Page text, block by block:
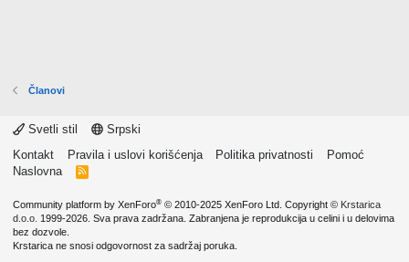
Članovi
Svetli stil
Srpski
Kontakt
Pravila i uslovi korišćenja Politika privatnosti
Pomoć
Naslovna
R
Community platform by XenForo® © 2010-2025 XenForo Ltd. Copyright © Krstarica
d.o.o. 1999-2026. Sva prava zadržana. Zabranjena je reprodukcija u celini i u delovima
bez dozvole.
Krstarica ne snosi odgovornost za sadržaj poruka.